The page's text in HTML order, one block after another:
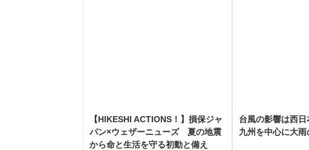
【HIKESHI ACTIONS！】損保ジャ
パン×ウェザーニューズ 夏の地震
から命と生活を守る初動と備え
台風の影響は西
九州を中心に大雨